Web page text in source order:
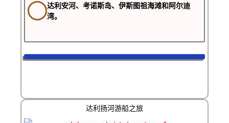
达利安河、考诺斯岛、伊斯图祖海滩和阿尔迪
湾。
达利扬河游船之旅